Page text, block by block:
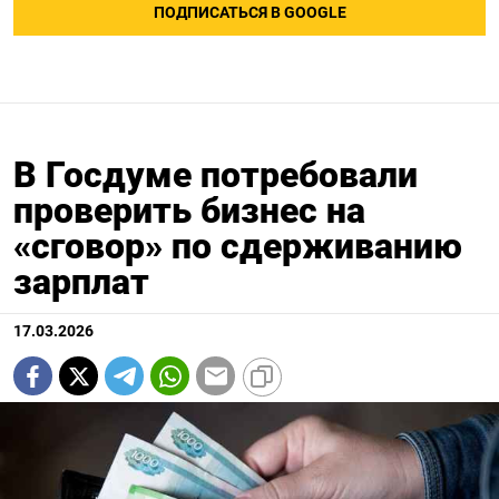
ПОДПИСАТЬСЯ В GOOGLE
В Госдуме потребовали
проверить бизнес на
«сговор» по сдерживанию
зарплат
17.03.2026